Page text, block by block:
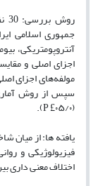
جمهوری اسلامی ایران (۱۵ جوان و ۱۵ نوجوان)
آنتروپومتریکی،
اجزای اصلی و
مولفههای اجزای
سپس از روش
(۰۵/۰ £
P
).
یافته ها: از میان
فیزیولوژیکی و
اختلاف معنی داری